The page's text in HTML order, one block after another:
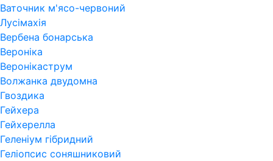
Ваточник м'ясо-червоний
Лусімахія
Вербена бонарська
Вероніка
Веронікаструм
Волжанка двудомна
Гвоздика
Гейхера
Гейхерелла
Геленіум гібридний
Геліопсис соняшниковий